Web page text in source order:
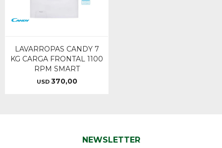
LAVARROPAS CANDY 7
KG CARGA FRONTAL 1100
RPM SMART
USD 370,00
NEWSLETTER